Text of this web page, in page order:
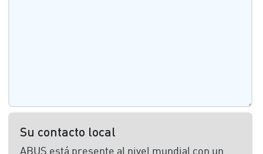
Su contacto local
ABUS está presente al nivel mundial con un